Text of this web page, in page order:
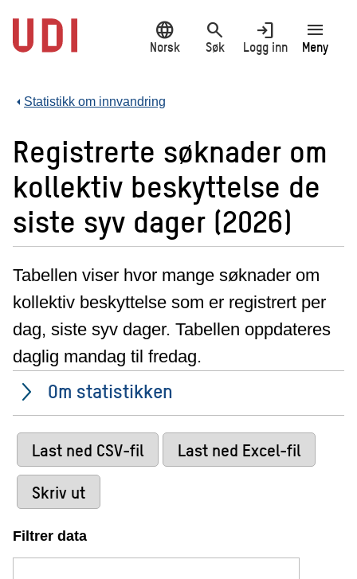
hovedinnhold
language
Norsk
search
Søk
login
Logg inn
menu
Meny
Statistikk om innvandring
Registrerte søknader om
kollektiv beskyttelse de
siste syv dager (2026)
Tabellen viser hvor mange søknader om
kollektiv beskyttelse som er registrert per
dag, siste syv dager. Tabellen oppdateres
daglig mandag til fredag.
Om statistikken
Last ned CSV-fil
Last ned Excel-fil
Skriv ut
Filtrer data